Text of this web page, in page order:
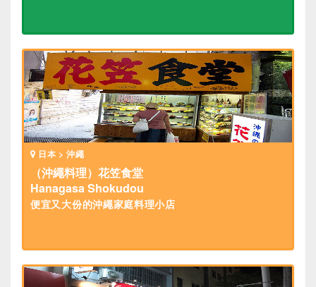
日本 > 沖繩
（沖繩料理）花笠食堂
Hanagasa Shokudou
便宜又大份的沖繩家庭料理小店